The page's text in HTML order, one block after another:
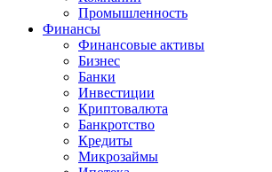
Промышленность
Финансы
Финансовые активы
Бизнес
Банки
Инвестиции
Криптовалюта
Банкротство
Кредиты
Микрозаймы